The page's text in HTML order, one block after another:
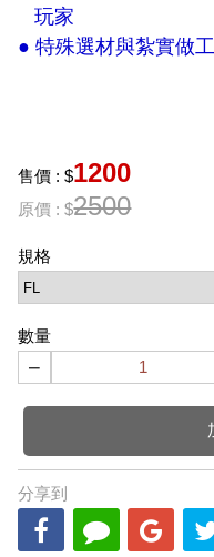
玩家
● ​​特殊選材與紮實做
售價 : $1200
原價 : $2500
規格
數量
−
分享到